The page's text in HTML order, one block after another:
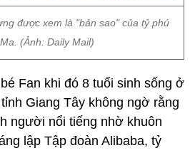
được xem là "bản sao" của tỷ phú
(Ảnh: Daily Mail)
Fan khi đó 8 tuổi sinh sống ở
Giang Tây không ngờ rằng
người nổi tiếng nhờ khuôn
lập Tập đoàn Alibaba, tỷ